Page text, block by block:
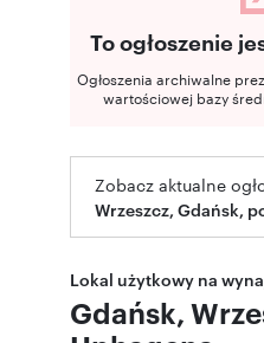
To ogłoszenie
Ogłoszenia archiwalne
wartościowej bazy
Zobacz aktualne
Wrzeszcz, Gdańsk,
Lokal użytkowy na
Gdańsk,